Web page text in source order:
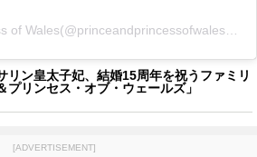
The Prince and Princess of Wales(@princeandprincessofwales)がシェアした投稿
リン皇太子妃、結婚15周年を祝うファミリ
リンセス・オブ・ウェールズ」
[ADVERTISEMENT]